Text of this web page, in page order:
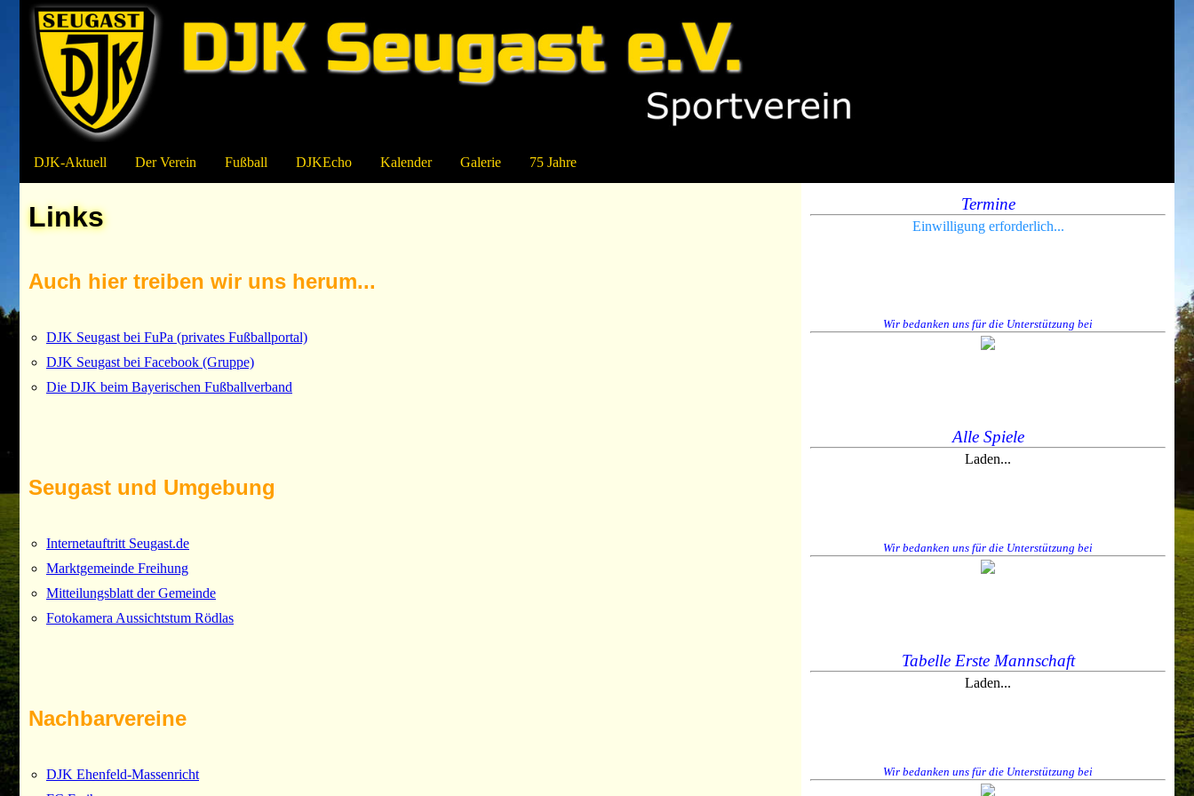
DJK-Aktuell Der Verein Fußball DJKEcho Kalender Galerie 75 Jahre
Links
Auch hier treiben wir uns herum...
DJK Seugast bei FuPa (privates Fußballportal)
DJK Seugast bei Facebook (Gruppe)
Die DJK beim Bayerischen Fußballverband
Seugast und Umgebung
Internetauftritt Seugast.de
Marktgemeinde Freihung
Mitteilungsblatt der Gemeinde
Fotokamera Aussichtstum Rödlas
Nachbarvereine
DJK Ehenfeld-Massenricht
Termine
Einwilligung erforderlich...
Wir bedanken uns für die Unterstützung bei
Alle Spiele
Laden...
Wir bedanken uns für die Unterstützung bei
Tabelle Erste Mannschaft
Laden...
Wir bedanken uns für die Unterstützung bei